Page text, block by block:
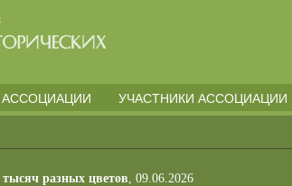
УЧАСТНИКИ АССОЦИАЦИИ
разных цветов, 09.06.2026